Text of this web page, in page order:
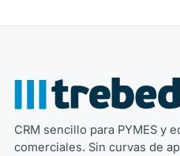
CRM sencillo para PYMES y
comerciales. Sin curvas de